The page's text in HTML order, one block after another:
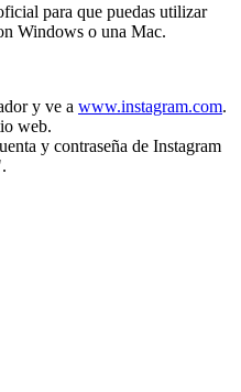
para que puedas utilizar
Windows o una Mac.
y ve a www.instagram.com.
web.
y contraseña de Instagram